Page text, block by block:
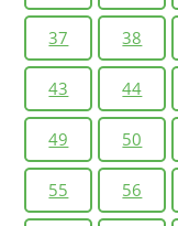
37 38
43 44
49 50
55 56